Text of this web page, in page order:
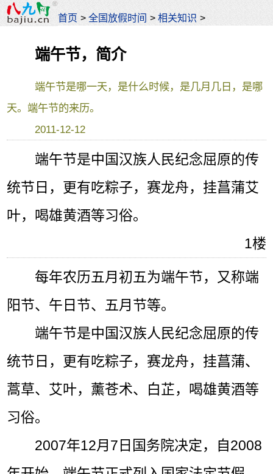
首页 >全国放假时间 >相关知识 >
端午节，简介
端午节是哪一天，是什么时候，是几月几日，是哪
天。端午节的来历。
2011-12-12
端午节是中国汉族人民纪念屈原的传
统节日，更有吃粽子，赛龙舟，挂菖蒲艾
叶，喝雄黄酒等习俗。
1楼
每年农历五月初五为端午节，又称端
阳节、午日节、五月节等。
端午节是中国汉族人民纪念屈原的传
统节日，更有吃粽子，赛龙舟，挂菖蒲、
蒿草、艾叶，薰苍术、白芷，喝雄黄酒等
习俗。
2007年12月7日国务院决定，自2008